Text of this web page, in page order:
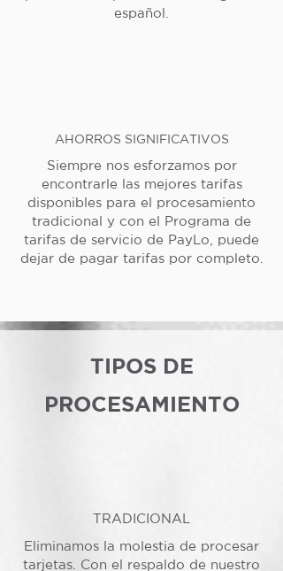
español.
AHORROS SIGNIFICATIVOS
Siempre nos esforzamos por
encontrarle las mejores tarifas
disponibles para el procesamiento
tradicional y con el Programa de
tarifas de servicio de PayLo, puede
dejar de pagar tarifas por completo.
TIPOS DE
PROCESAMIENTO
TRADICIONAL
Eliminamos la molestia de procesar
tarjetas. Con el respaldo de nuestro